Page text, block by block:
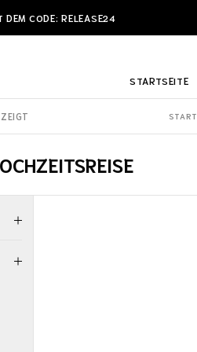
CODE: RELEASE24
STARTSEITE
START